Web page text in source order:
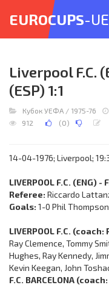
EUROCUPS-
Liverpool F.C.
(ESP) 1:1
Кубок УЕФА / 1975-76
912
(0)
14-04-1976; Liverpool;
LIVERPOOL F.C. (ENG) -
Referee: Riccardo
Goals: 1-0 Phil Thompson
LIVERPOOL F.C.
Ray Clemence, Tommy
Hughes, Ray Kennedy,
Kevin Keegan, John
F.C. BARCELONA